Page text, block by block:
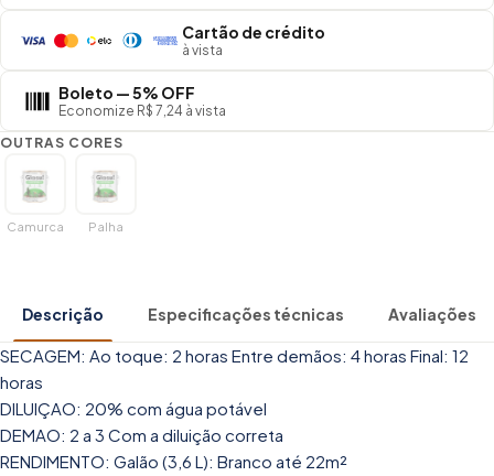
Cartão de crédito
à vista
Boleto — 5% OFF
Economize R$ 7,24 à vista
OUTRAS CORES
Camurca Palha
Descrição Especificações técnicas Avaliações
SECAGEM: Ao toque: 2 horas Entre demãos: 4 horas Final: 12
horas
DILUIÇAO: 20% com água potável
DEMAO: 2 a 3 Com a diluição correta
RENDIMENTO: Galão (3,6 L): Branco até 22m²